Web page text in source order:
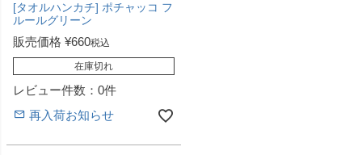
[タオルハンカチ] ポチャッコ フ
ルールグリーン
販売価格 ¥660税込
在庫切れ
レビュー件数：0件
再入荷お知らせ